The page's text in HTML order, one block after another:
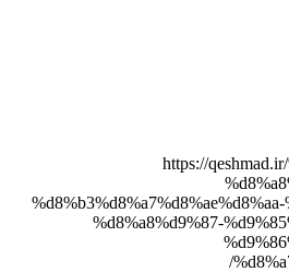
https://
%d8%a8%d9%87-